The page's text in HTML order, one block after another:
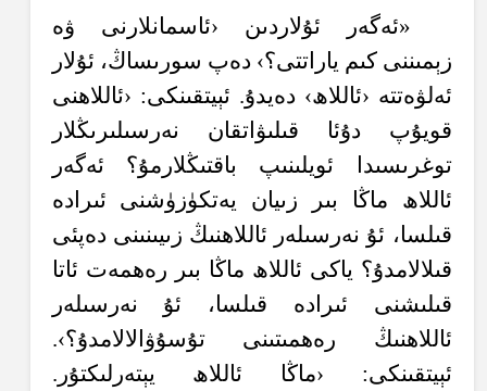
«ئەگەر ئۇلاردىن ‹ئاسمانلارنى ۋە
زېمىننى كىم ياراتتى؟› دەپ سورىساڭ، ئۇلار
ئەلۋەتتە ‹ئاللاھ› دەيدۇ. ئېيتقىنكى: ‹ئاللاھنى
قويۇپ دۇئا قىلىۋاتقان نەرسىلىرىڭلار
توغرىسىدا ئويلىنىپ باقتىڭلارمۇ؟ ئەگەر
ئاللاھ ماڭا بىر زىيان يەتكۈزۈشنى ئىرادە
قىلسا، ئۇ نەرسىلەر ئاللاھنىڭ زىيىنىنى دەپئى
قىلالامدۇ؟ ياكى ئاللاھ ماڭا بىر رەھمەت ئاتا
قىلىشنى ئىرادە قىلسا، ئۇ نەرسىلەر
ئاللاھنىڭ رەھمىتىنى تۇسۇۋالالامدۇ؟›.
ئېيتقىنكى: ‹ماڭا ئاللاھ يېتەرلىكتۇر.